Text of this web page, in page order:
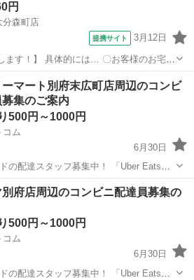
円
森町店
提携サイト 3月12日
ます！】 具体的には… 〇お客様のお宅ま
せします♪ ※空き時間はバックヤード業
安心して働けます◎】 ・
マート別府末広町店周辺のコンビ
集のご案内
500円～1000円
ム
6月30日
の配達スタッフ募集中！ 「Uber Eats」
専用アプリを使ってお仕事するスタイル
ら、受けるかどうかを自由に選べます！
ファミリーマート
府店周辺のコンビニ配達員募集の
500円～1000円
コム
6月30日
の配達スタッフ募集中！ 「Uber Eats」